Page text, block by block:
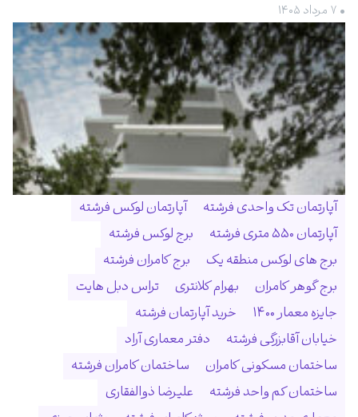
• ۷ مرداد ۱۴۰۵
آپارتمان تک واحدی فرشته
آپارتمان لوکس فرشته
آپارتمان ۵۵۰ متری فرشته
برج لوکس فرشته
برج های لوکس منطقه یک
برج کامران فرشته
برج گوهر کامران
بهرام کلانتری
تراس دبل هایت
جایزه معمار ۱۴۰۰
خرید آپارتمان فرشته
خیابان آقابزرگی فرشته
دفتر معماری آراد
ساختمان مسکونی کامران
ساختمان کامران فرشته
ساختمان کم واحد فرشته
علیرضا ذوالفقاری